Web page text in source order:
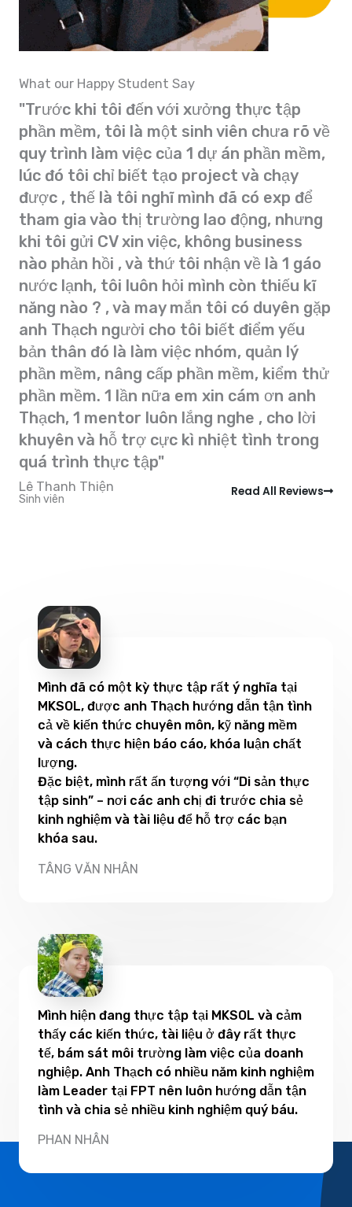
What our Happy Student Say
"Trước khi tôi đến với xưởng thực tập
phần mềm, tôi là một sinh viên chưa rõ về
quy trình làm việc của 1 dự án phần mềm,
lúc đó tôi chỉ biết tạo project và chạy
được , thế là tôi nghĩ mình đã có exp để
tham gia vào thị trường lao động, nhưng
khi tôi gửi CV xin việc, không business
nào phản hồi , và thứ tôi nhận về là 1 gáo
nước lạnh, tôi luôn hỏi mình còn thiếu kĩ
năng nào ? , và may mắn tôi có duyên gặp
anh Thạch người cho tôi biết điểm yếu
bản thân đó là làm việc nhóm, quản lý
phần mềm, nâng cấp phần mềm, kiểm thử
phần mềm. 1 lần nữa em xin cám ơn anh
Thạch, 1 mentor luôn lắng nghe , cho lời
khuyên và hỗ trợ cực kì nhiệt tình trong
quá trình thực tập"
Lê Thanh Thiện
Sinh viên
Read All Reviews
Mình đã có một kỳ thực tập rất ý nghĩa tại
MKSOL, được anh Thạch hướng dẫn tận tình
cả về kiến thức chuyên môn, kỹ năng mềm
và cách thực hiện báo cáo, khóa luận chất
lượng.
Đặc biệt, mình rất ấn tượng với “Di sản thực
tập sinh” – nơi các anh chị đi trước chia sẻ
kinh nghiệm và tài liệu để hỗ trợ các bạn
khóa sau.
TÂNG VĂN NHÂN
Mình hiện đang thực tập tại MKSOL và cảm
thấy các kiến thức, tài liệu ở đây rất thực
tế, bám sát môi trường làm việc của doanh
nghiệp. Anh Thạch có nhiều năm kinh nghiệm
làm Leader tại FPT nên luôn hướng dẫn tận
tình và chia sẻ nhiều kinh nghiệm quý báu.
PHAN NHÂN